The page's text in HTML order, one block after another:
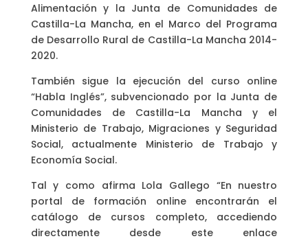
Alimentación y la Junta de Comunidades de
Castilla-La Mancha, en el Marco del Programa
de Desarrollo Rural de Castilla-La Mancha 2014-
2020.
También sigue la ejecución del curso online
“Habla Inglés”, subvencionado por la Junta de
Comunidades de Castilla-La Mancha y el
Ministerio de Trabajo, Migraciones y Seguridad
Social, actualmente Ministerio de Trabajo y
Economía Social.
Tal y como afirma Lola Gallego “En nuestro
portal de formación online encontrarán el
catálogo de cursos completo, accediendo
directamente desde este enlace